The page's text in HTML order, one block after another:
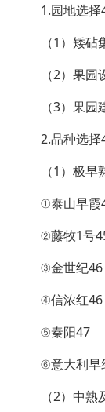
1.园地选择
（1）矮
（2）果
（3）果
2.品种选择
（1）极
①泰山早霞
②藤牧1号
③金世纪46
④信浓红46
⑤秦阳47
⑥意大利早
（2）中